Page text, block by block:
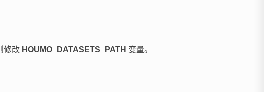
修改 HOUMO_DATASETS_PATH 变量。